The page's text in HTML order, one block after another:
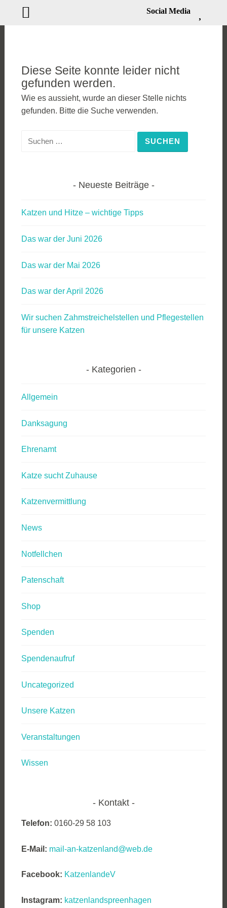
Diese Seite konnte leider nicht
gefunden werden.
Wie es aussieht, wurde an dieser Stelle nichts
gefunden. Bitte die Suche verwenden.
Neueste Beiträge
Katzen und Hitze – wichtige Tipps
Das war der Juni 2026
Das war der Mai 2026
Das war der April 2026
Wir suchen Zahmstreichelstellen und Pflegestellen
für unsere Katzen
Kategorien
Allgemein
Danksagung
Ehrenamt
Katze sucht Zuhause
Katzenvermittlung
News
Notfellchen
Patenschaft
Shop
Spenden
Spendenaufruf
Uncategorized
Unsere Katzen
Veranstaltungen
Wissen
Kontakt
Telefon: 0160-29 58 103
E-Mail: mail-an-katzenland@web.de
Facebook: KatzenlandeV
Instagram: katzenlandspreenhagen
Social Media